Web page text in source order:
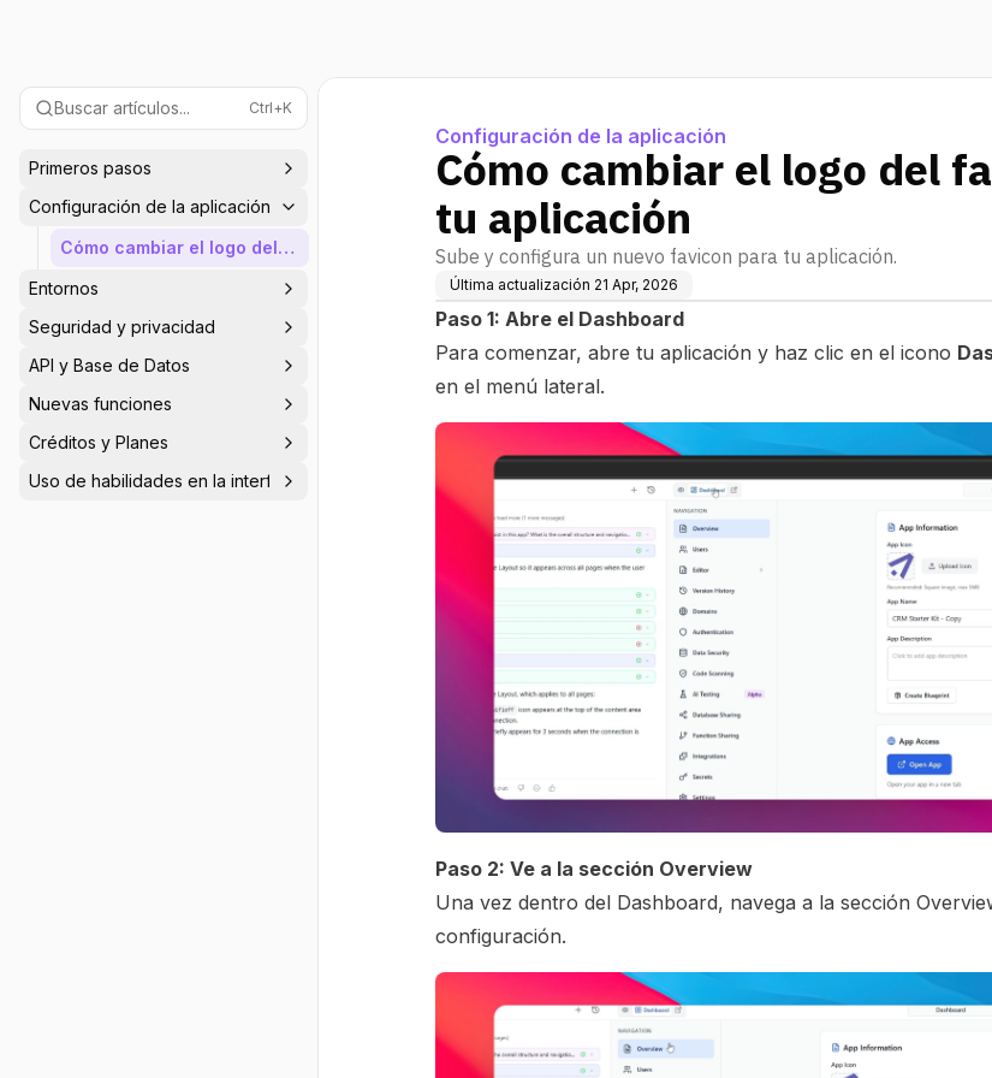
Buscar artículos... Ctrl+K
Primeros pasos
Configuración de la aplicación
Cómo cambiar el logo del
Entornos
Seguridad y privacidad
API y Base de Datos
Nuevas funciones
Créditos y Planes
Uso de habilidades en la interfaz de usuario del agente
Configuración de la aplicación
Cómo cambiar el logo del
tu aplicación
Sube y configura un nuevo favicon para tu aplicación.
Última actualización 21 Apr, 2026
Paso 1: Abre el Dashboard
Para comenzar, abre tu aplicación y haz clic en el icono
en el menú lateral.
Paso 2: Ve a la sección Overview
Una vez dentro del Dashboard, navega a la sección
configuración.